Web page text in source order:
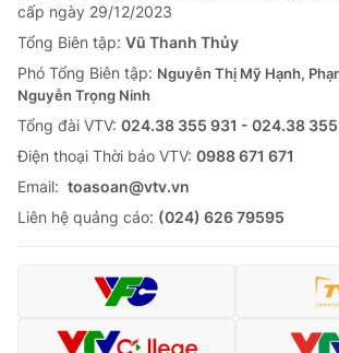
cấp ngày 29/12/2023
Tổng Biên tập: Vũ Thanh Thủy
Phó Tổng Biên tập: Nguyễn Thị Mỹ Hạnh,
Nguyễn Trọng Ninh
Tổng đài VTV: 024.38 355 931 - 024.38
Ðiện thoại Thời báo VTV: 0988 671 671
Email: toasoan@vtv.vn
Liên hệ quảng cáo: (024) 626 79595